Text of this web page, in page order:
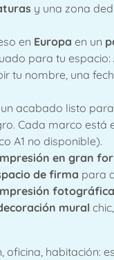
y una zona
en Europa en un
para tu espacio:
tu nombre, una
acabado listo
Cada marco está
A1 no disponible).
en gran
de firma para
fotográfica
mural
oficina, habitación: